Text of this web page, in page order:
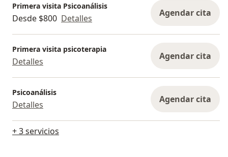
Primera visita Psicoanálisis
Desde $800 Detalles Agendar cita
Primera visita psicoterapia
Detalles Agendar cita
Psicoanálisis
Detalles Agendar cita
+ 3 servicios